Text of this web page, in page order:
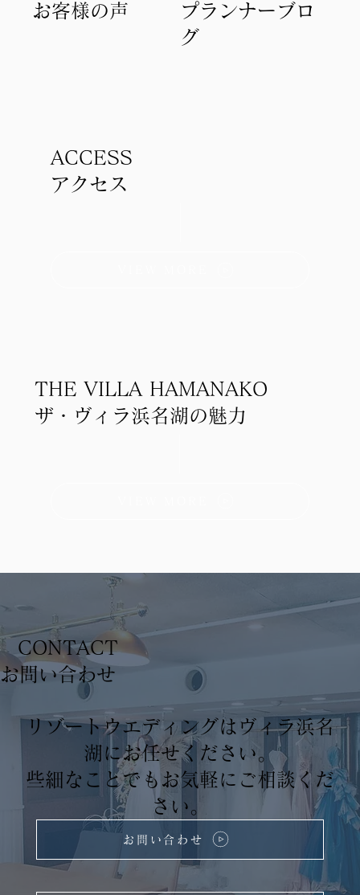
ACCESS
アクセス
THE VILLA HAMANAKO
ザ・ヴィラ浜名湖の魅力
​プランナーブロ
グ
​お客様の声
リゾートウエディングはヴィラ浜名
湖にお任せください。
些細なことでもお気軽にご相談くだ
さい。
CONTACT
お問い合わせ
​お問い合わせ